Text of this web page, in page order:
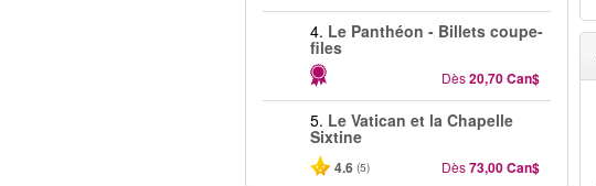
4. Le Panthéon - Billets coupe-
files
Dès20,70 Can$
5. Le Vatican et la Chapelle
Sixtine
4.6 (5) Dès73,00 Can$